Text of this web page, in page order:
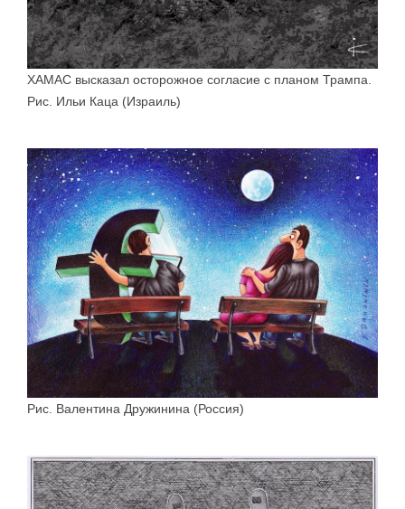
ХАМАС высказал осторожное согласие с планом Трампа.
Рис. Ильи Каца (Израиль)
Рис. Валентина Дружинина (Россия)